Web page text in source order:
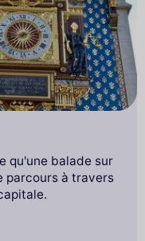
qu'une balade sur
parcours à travers